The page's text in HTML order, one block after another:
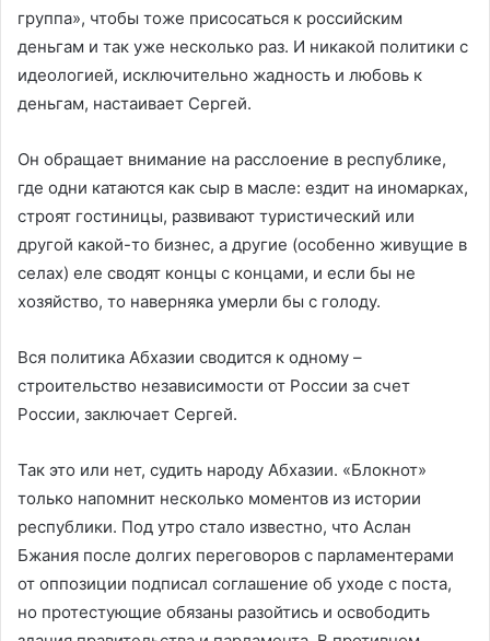
группа», чтобы тоже присосаться к российским
деньгам и так уже несколько раз. И никакой политики с
идеологией, исключительно жадность и любовь к
деньгам, настаивает Сергей.
Он обращает внимание на расслоение в республике,
где одни катаются как сыр в масле: ездит на иномарках,
строят гостиницы, развивают туристический или
другой какой-то бизнес, а другие (особенно живущие в
селах) еле сводят концы с концами, и если бы не
хозяйство, то наверняка умерли бы с голоду.
Вся политика Абхазии сводится к одному –
строительство независимости от России за счет
России, заключает Сергей.
Так это или нет, судить народу Абхазии. «Блокнот»
только напомнит несколько моментов из истории
республики. Под утро стало известно, что Аслан
Бжания после долгих переговоров с парламентерами
от оппозиции подписал соглашение об уходе с поста,
но протестующие обязаны разойтись и освободить